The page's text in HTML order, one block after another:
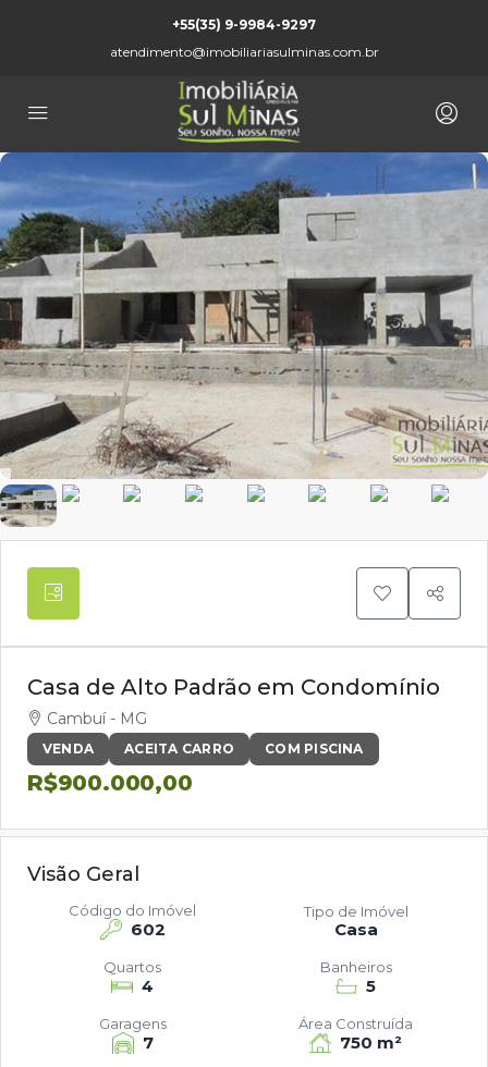
+55(35) 9-9984-9297
atendimento@imobiliariasulminas.com.br
VENDA ACEITA CARRO COM PISCINA
Casa de Alto Padrão em Condomínio
Cambuí - MG
R$900.000,00
Visão Geral
602
Código do Imóvel
Casa
Tipo de Imóvel
4
Quartos
5
Banheiros
7
Garagens
750 m²
Área Construída